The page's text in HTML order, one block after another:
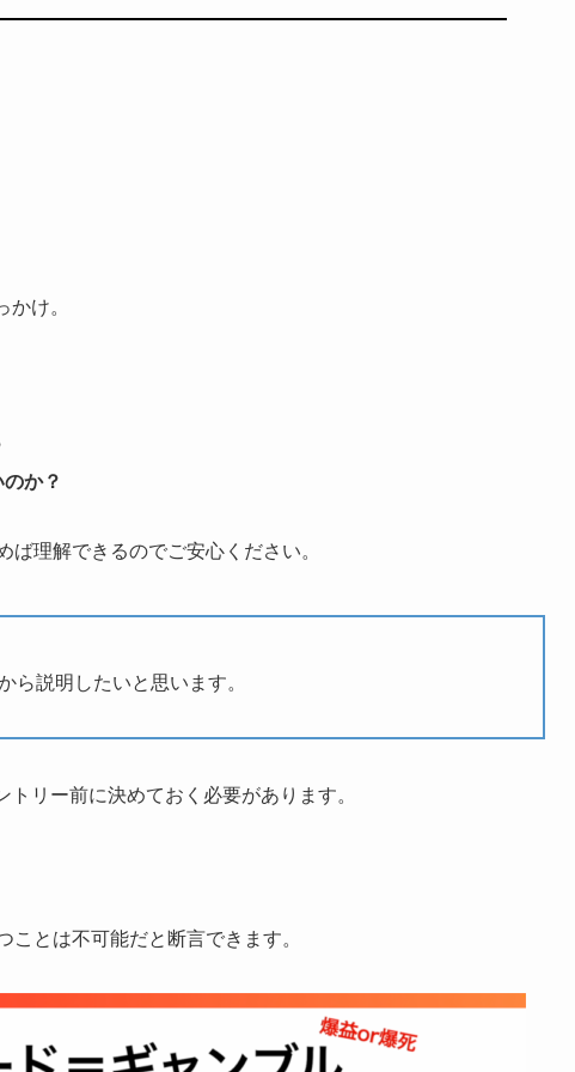
け。
か？
理解できるのでご安心ください。
ら説明したいと思います。
リー前に決めておく必要があります。
とは不可能だと断言できます。